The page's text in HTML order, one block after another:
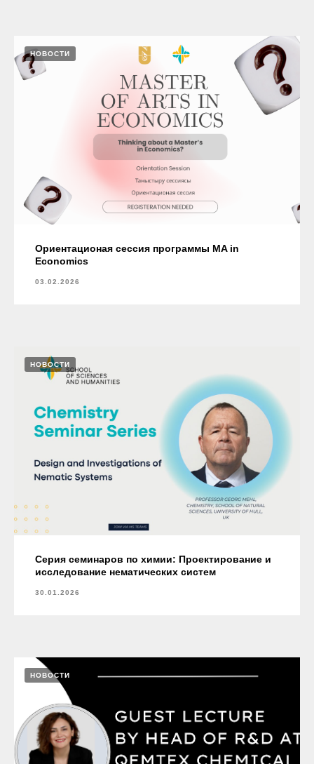
НОВОСТИ
Ориентационая сессия программы MA in
Economics
03.02.2026
НОВОСТИ
Серия семинаров по химии: Проектирование и
исследование нематических систем
30.01.2026
НОВОСТИ